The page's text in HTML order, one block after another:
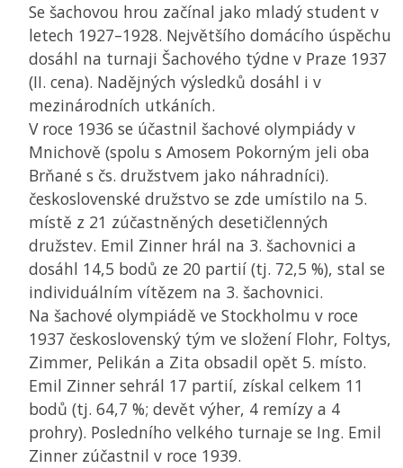
Se šachovou hrou začínal jako mladý student v
letech 1927–1928. Největšího domácího úspěchu
dosáhl na turnaji Šachového týdne v Praze 1937
(II. cena). Nadějných výsledků dosáhl i v
mezinárodních utkáních.
V roce 1936 se účastnil šachové olympiády v
Mnichově (spolu s Amosem Pokorným jeli oba
Brňané s čs. družstvem jako náhradníci).
československé družstvo se zde umístilo na 5.
místě z 21 zúčastněných desetičlenných
družstev. Emil Zinner hrál na 3. šachovnici a
dosáhl 14,5 bodů ze 20 partií (tj. 72,5 %), stal se
individuálním vítězem na 3. šachovnici.
Na šachové olympiádě ve Stockholmu v roce
1937 československý tým ve složení Flohr, Foltys,
Zimmer, Pelikán a Zita obsadil opět 5. místo.
Emil Zinner sehrál 17 partií, získal celkem 11
bodů (tj. 64,7 %; devět výher, 4 remízy a 4
prohry). Posledního velkého turnaje se Ing. Emil
Zinner zúčastnil v roce 1939.